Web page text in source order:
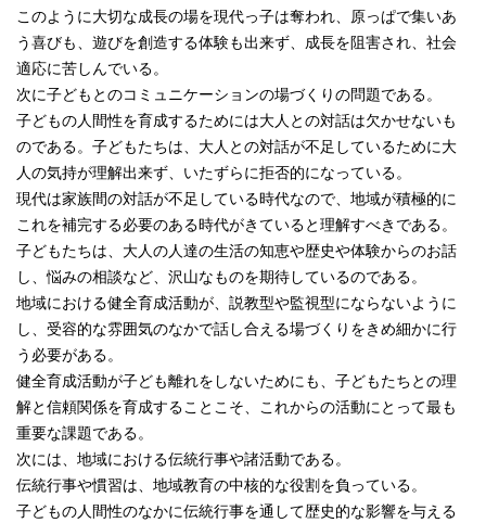
このように大切な成長の場を現代っ子は奪われ、原っぱで集いあ
う喜びも、遊びを創造する体験も出来ず、成長を阻害され、社会
適応に苦しんでいる。
次に子どもとのコミュニケーションの場づくりの問題である。
子どもの人間性を育成するためには大人との対話は欠かせないも
のである。子どもたちは、大人との対話が不足しているために大
人の気持が理解出来ず、いたずらに拒否的になっている。
現代は家族間の対話が不足している時代なので、地域が積極的に
これを補完する必要のある時代がきていると理解すべきである。
子どもたちは、大人の人達の生活の知恵や歴史や体験からのお話
し、悩みの相談など、沢山なものを期待しているのである。
地域における健全育成活動が、説教型や監視型にならないように
し、受容的な雰囲気のなかで話し合える場づくりをきめ細かに行
う必要がある。
健全育成活動が子ども離れをしないためにも、子どもたちとの理
解と信頼関係を育成することこそ、これからの活動にとって最も
重要な課題である。
次には、地域における伝統行事や諸活動である。
伝統行事や慣習は、地域教育の中核的な役割を負っている。
子どもの人間性のなかに伝統行事を通して歴史的な影響を与える